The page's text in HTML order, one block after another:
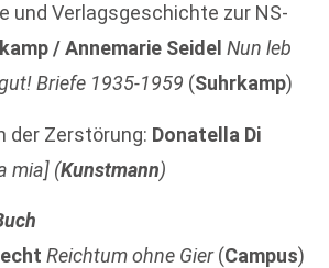
und Verlagsgeschichte zur NS-
/ Annemarie Seidel Nun leb
Briefe 1935-1959 (Suhrkamp)
der Zerstörung: Donatella Di
mia] (Kunstmann)
Reichtum ohne Gier(Campus)